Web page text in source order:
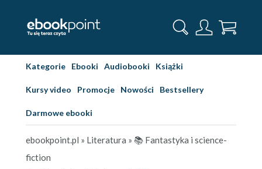
Kategorie Ebooki Audiobooki Książki
Kursy video Promocje Nowości Bestsellery
Darmowe ebooki
ebookpoint.pl » Literatura » 📚 Fantastyka i science-
fiction